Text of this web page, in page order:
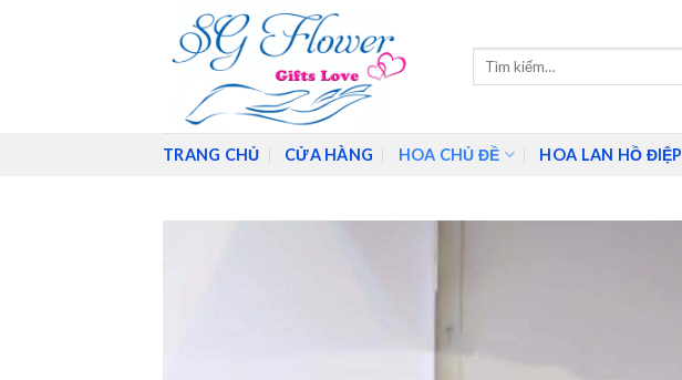
Tìm
TRANG CHỦ CỬA HÀNG HOA CHỦ ĐỀ HOA LAN HỒ ĐIỆP